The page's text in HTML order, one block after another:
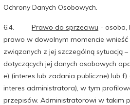
Ochrony Danych Osobowych.
6.4. Prawo do sprzeciwu - osoba,
prawo w dowolnym momencie wnieść
związanych z jej szczególną sytuacją
dotyczących jej danych osobowych
e) (interes lub zadania publiczne) lub
interes administratora), w tym
przepisów. Administratorowi w takim